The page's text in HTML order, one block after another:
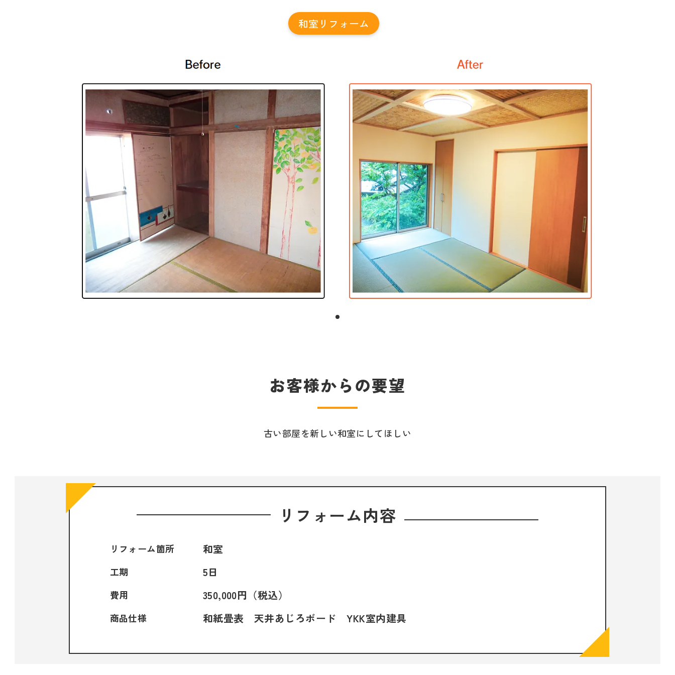
和室リフォーム
お客様からの要望
古い部屋を新しい和室にしてほしい
リフォーム内容
リフォーム箇所 和室
工期 5日
費用 350,000円（税込）
商品仕様 和紙畳表 天井あじろボード YKK室内建具